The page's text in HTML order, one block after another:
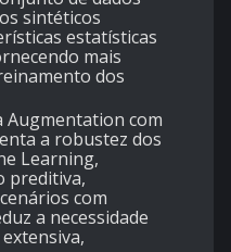
sintéticos
estatísticas
mais
dos
Augmentation com
a robustez dos
Learning,
preditiva,
com
a necessidade